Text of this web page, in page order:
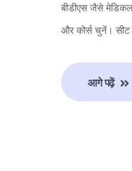
बीडीएस जैसे
और कोर्स चुनें।
आगे पढ़ें